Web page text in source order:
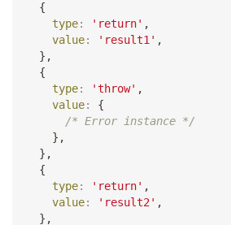
{
type: 'return' ,
value: 'result1' ,
} ,
{
type: 'throw' ,
value:
{
/* Error instance */
} ,
} ,
{
type: 'return' ,
value: 'result2' ,
} ,